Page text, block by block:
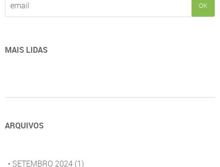
OK
MAIS LIDAS
ARQUIVOS
• SETEMBRO 2024 (1)